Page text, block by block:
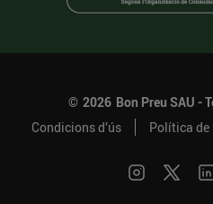
© 2026 Bon Preu SAU -
Condicions d’ús
Política